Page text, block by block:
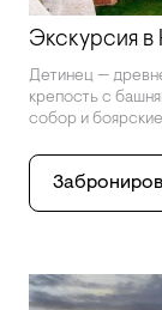
Экскурсия в
Детинец —
крепость с
собор и